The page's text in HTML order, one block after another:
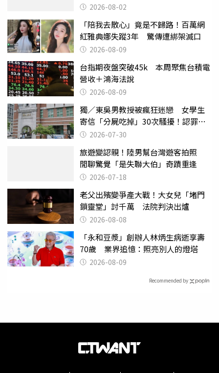
2026-08-02
「陪我去散心」竟是不歸路！百萬網
紅雅典娜失蹤3年 驚傳遭綁架滅口
2026-08-09
台指期夜盤突破45k 本周聚焦台積電
營收＋鴻海法說
2026-08-09
獨／東吳男教授被瘋狂迷戀 女學生
寄信「分屍吃掉」30次騷擾！認罪免
關 2026-07-30
旅遊變認親！陸男幫台灣遊客拍照
閒聊驚覺「是失聯大伯」奇蹟重逢
2026-07-18
老父出殯變爭產大戰！大女兒「堵門
鎖靈堂」討千萬 法院判決出爐
2026-08-08
「永和豆漿」創辦人林炳生病逝享壽
70歲 業界追憶：照亮別人的燈塔
2026-08-09
Recommended by